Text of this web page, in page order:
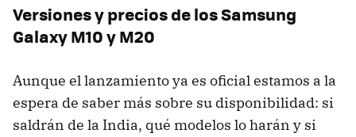
Versiones y precios de los Samsung
Galaxy M10 y M20
Aunque el lanzamiento ya es oficial estamos a la
espera de saber más sobre su disponibilidad: si
saldrán de la India, qué modelos lo harán y si